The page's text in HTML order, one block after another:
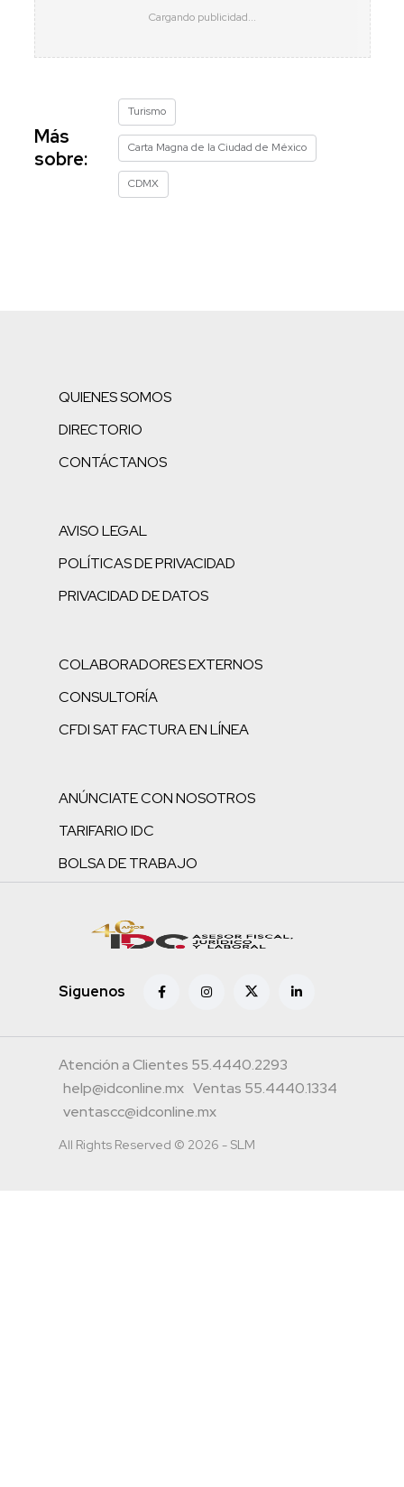
Más
sobre:
Turismo
Carta Magna de la Ciudad de México
CDMX
QUIENES SOMOS
DIRECTORIO
CONTÁCTANOS
AVISO LEGAL
POLÍTICAS DE PRIVACIDAD
PRIVACIDAD DE DATOS
COLABORADORES EXTERNOS
CONSULTORÍA
CFDI SAT FACTURA EN LÍNEA
ANÚNCIATE CON NOSOTROS
TARIFARIO IDC
BOLSA DE TRABAJO
Siguenos
Atención a Clientes 55.4440.2293
help@idconline.mx Ventas 55.4440.1334
ventascc@idconline.mx
All Rights Reserved © 2026 - SLM